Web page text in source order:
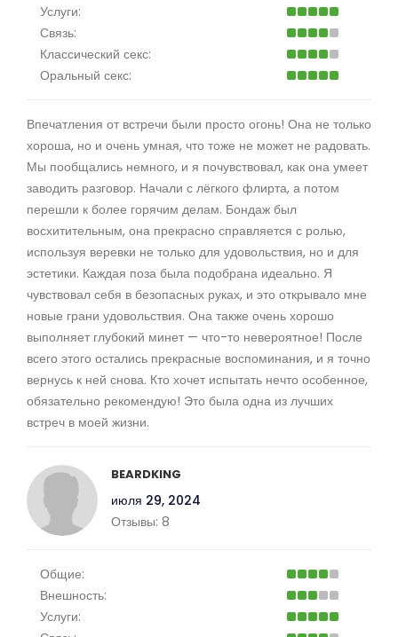
Услуги:
Связь:
Классический секс:
Оральный секс:
Впечатления от встречи были просто огонь! Она не только
хороша, но и очень умная, что тоже не может не радовать.
Мы пообщались немного, и я почувствовал, как она умеет
заводить разговор. Начали с лёгкого флирта, а потом
перешли к более горячим делам. Бондаж был
восхитительным, она прекрасно справляется с ролью,
используя веревки не только для удовольствия, но и для
эстетики. Каждая поза была подобрана идеально. Я
чувствовал себя в безопасных руках, и это открывало мне
новые грани удовольствия. Она также очень хорошо
выполняет глубокий минет — что-то невероятное! После
всего этого остались прекрасные воспоминания, и я точно
вернусь к ней снова. Кто хочет испытать нечто особенное,
обязательно рекомендую! Это была одна из лучших
встреч в моей жизни.
BEARDKING
июля 29, 2024
Отзывы: 8
Общие:
Внешность:
Услуги: